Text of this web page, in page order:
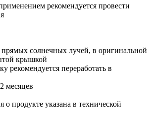
рекомендуется провести
прямых солнечных лучей, в оригинальной
крышкой
рекомендуется переработать в
месяцев
продукте указана в технической